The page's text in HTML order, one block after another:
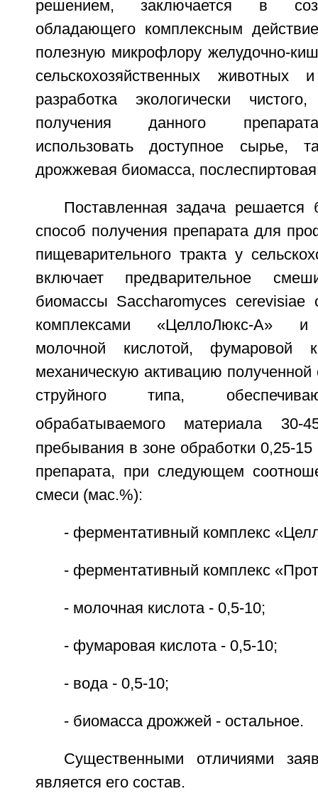
решением, заключается в
обладающего комплексным
полезную микрофлору желудочно-
сельскохозяйственных
разработка экологически
получения данного
использовать доступное сырье,
дрожжевая биомасса,
Поставленная задача решается
способ получения препарата для
пищеварительного тракта у
включает предварительное
биомассы Saccharomyces cerevisiae
комплексами «ЦеллоЛюкс-А» и
молочной кислотой, фумаровой
механическую активацию полученной
струйного типа,
обрабатываемого материала 30-
пребывания в зоне обработки 0,25-
препарата, при следующем
смеси (мас.%):
- ферментативный комплекс
- ферментативный комплекс
- молочная кислота - 0,5-10;
- фумаровая кислота - 0,5-10;
- вода - 0,5-10;
- биомасса дрожжей - остальное.
Существенными отличиями
является его состав.